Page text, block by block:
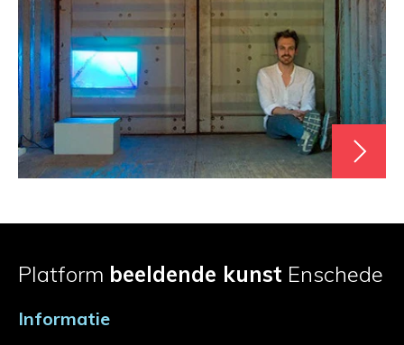
Platform beeldende kunst Enschede
Informatie